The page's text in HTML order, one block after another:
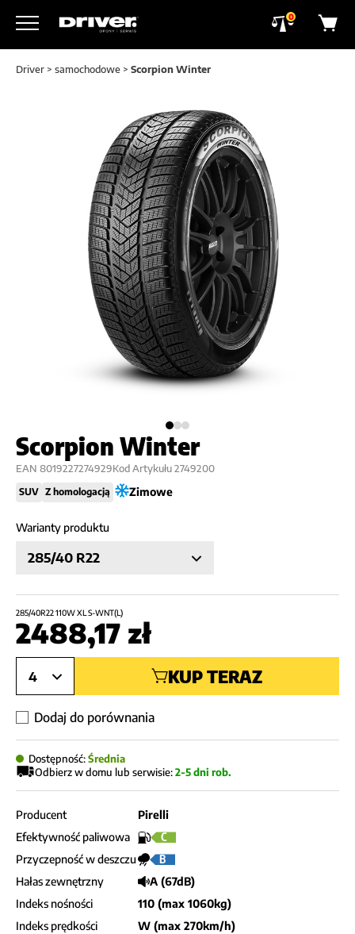
0
Driver > samochodowe > Scorpion Winter
Scorpion Winter
EAN 8019227274929Kod Artykułu 2749200
SUV Z homologacją Zimowe
Warianty produktu
285/40 R22
285/40R22 110W XL S-WNT(L)
2488,17 zł
4 KUP TERAZ
Dodaj do porównania
Dostępność:Średnia
Odbierz w domu lub serwisie:2-5 dni rob.
Producent
Pirelli
Efektywność paliwowa
C
Przyczepność w deszczu B
Hałas zewnętrzny
A (67dB)
Indeks nośności
110 (max 1060kg)
Indeks prędkości
W (max 270km/h)